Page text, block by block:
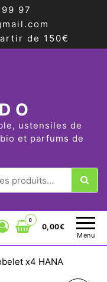
97
de 150€
ustensiles de
et parfums de
Menu
0
0,00€
x4 HANA